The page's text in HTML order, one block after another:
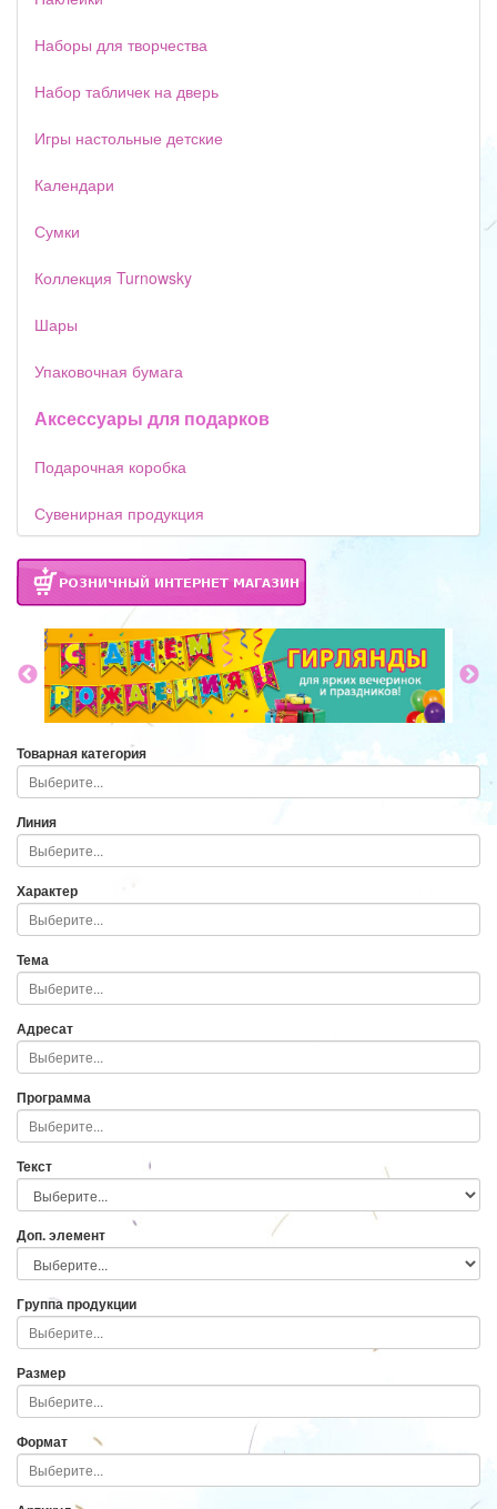
Наборы для творчества
Набор табличек на дверь
Игры настольные детские
Календари
Сумки
Коллекция Turnowsky
Шары
Упаковочная бумага
Аксессуары для подарков
Подарочная коробка
Сувенирная продукция
Товарная категория
Линия
Характер
Тема
Адресат
Программа
Текст
Доп. элемент
Группа продукции
Размер
Формат